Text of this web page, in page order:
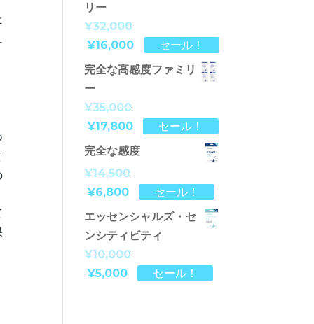
リー
¥32,000
¥16,000
セール！
完全な高感度ファミリ
ー
¥35,000
¥17,800
セール！
完全な感度
¥14,500
¥6,800
セール！
エッセンシャルズ・セ
ンシティビティ
¥10,000
¥5,000
セール！